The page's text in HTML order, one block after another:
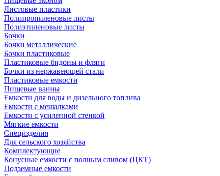
Листовые пластики
Полипропиленовые листы
Полиэтиленовые листы
Бочки
Бочки металлические
Бочки пластиковые
Пластиковые бидоны и фляги
Бочки из нержавеющей стали
Пластиковые емкости
Пищевые ванны
Емкости для воды и дизельного топлива
Емкости с мешалками
Емкости с усиленной стенкой
Мягкие емкости
Специзделия
Для сельского хозяйства
Комплектующие
Конусные емкости с полным сливом (ЦКТ)
Подземные емкости